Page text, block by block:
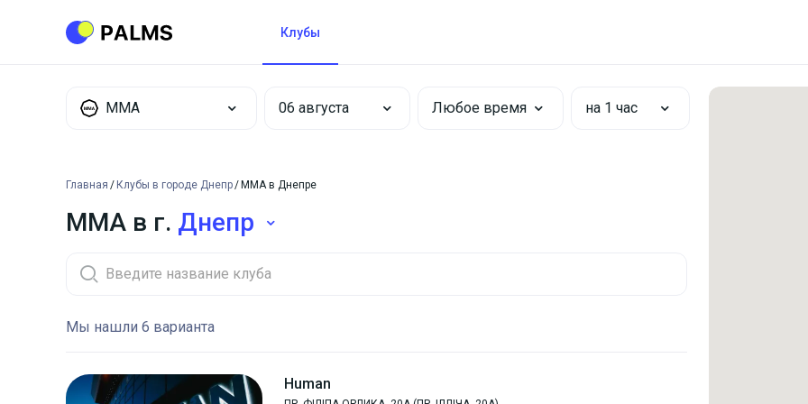
Клубы
MMA Любое время на 1 час
Главная Клубы в городе Днепр MMA в Днепре
MMA в г. Днепр
Мы нашли 6 варианта
Human